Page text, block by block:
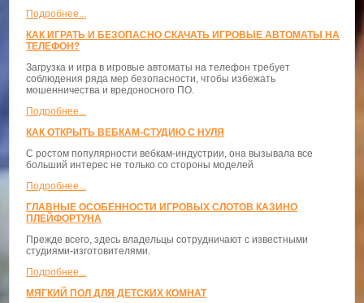
Подробнее...
КАК ИГРАТЬ И БЕЗОПАСНО СКАЧАТЬ ИГРОВЫЕ АВТОМАТЫ НА
ТЕЛЕФОН?
Загрузка и игра в игровые автоматы на телефон требует
соблюдения ряда мер безопасности, чтобы избежать
мошенничества и вредоносного ПО.
Подробнее...
КАК ОТКРЫТЬ ВЕБКАМ-СТУДИЮ С НУЛЯ
С ростом популярности вебкам-индустрии, она вызывала все
больший интерес не только со стороны моделей
Подробнее...
ГЛАВНЫЕ ОСОБЕННОСТИ ИГРОВЫХ СЛОТОВ КАЗИНО
ПЛЕЙФОРТУНА
Прежде всего, здесь владельцы сотрудничают с известными
студиями-изготовителями.
Подробнее...
МЯГКИЙ ПОЛ ДЛЯ ДЕТСКИХ КОМНАТ